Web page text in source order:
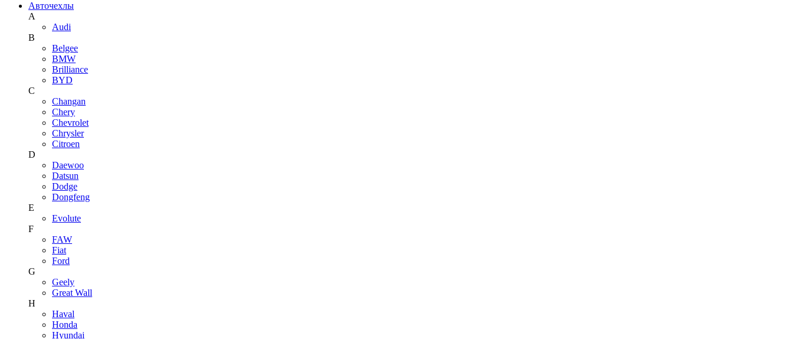
Авточехлы
A
Audi
B
Belgee
BMW
Brilliance
BYD
C
Changan
Chery
Chevrolet
Chrysler
Citroen
D
Daewoo
Datsun
Dodge
Dongfeng
E
Evolute
F
FAW
Fiat
Ford
G
Geely
Great Wall
H
Haval
Honda
Hyundai